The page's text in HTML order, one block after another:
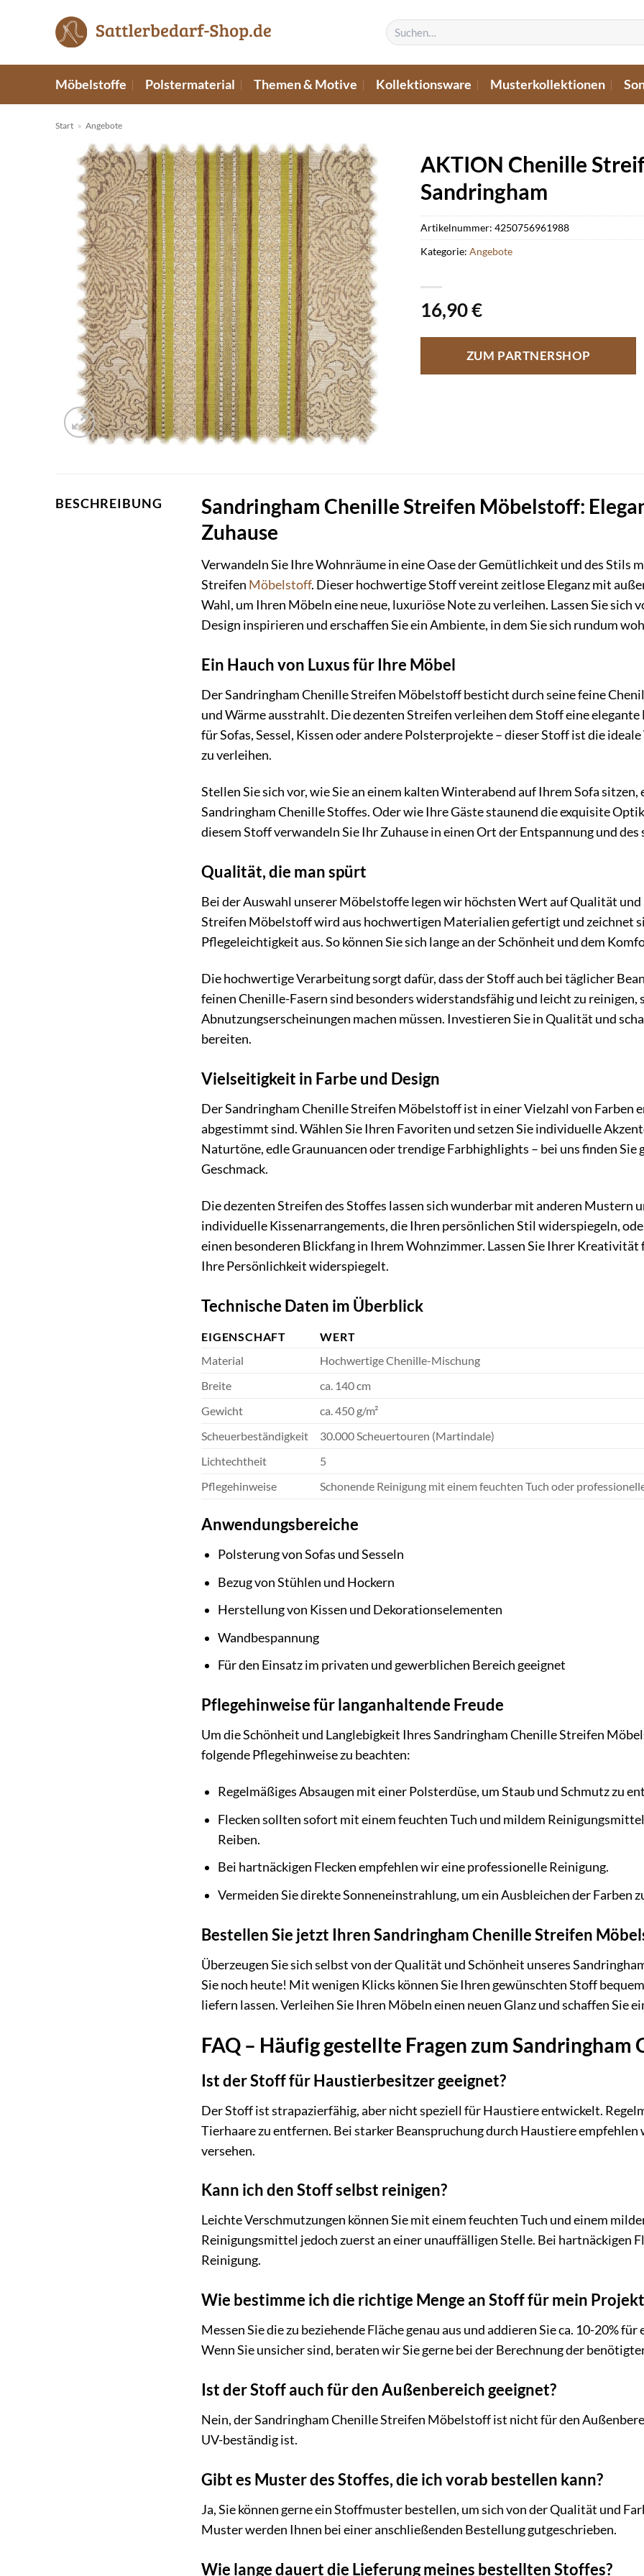
Suchen
nach:
Möbelstoffe Polstermaterial Themen & Motive Kollektionsware Musterkollektionen
Start » Angebote
AKTION Chenille
Sandringham
16,90€
ZUM PARTNERSHOP
Artikelnummer:4250756961988
Kategorie:Angebote
BESCHREIBUNG
Sandringham Chenille Streifen Möbelstoff:
Zuhause
Verwandeln Sie Ihre Wohnräume in eine Oase der Gemütlichkeit und des Stils
Streifen Möbelstoff. Dieser hochwertige Stoff vereint zeitlose Eleganz mit
Wahl, um Ihren Möbeln eine neue, luxuriöse Note zu verleihen. Lassen Sie sich
Design inspirieren und erschaffen Sie ein Ambiente, in dem Sie sich rundum
Ein Hauch von Luxus für Ihre Möbel
Der Sandringham Chenille Streifen Möbelstoff besticht durch seine feine
und Wärme ausstrahlt. Die dezenten Streifen verleihen dem Stoff eine
für Sofas, Sessel, Kissen oder andere Polsterprojekte – dieser Stoff ist die
zu verleihen.
Stellen Sie sich vor, wie Sie an einem kalten Winterabend auf Ihrem Sofa
Sandringham Chenille Stoffes. Oder wie Ihre Gäste staunend die exquisite
diesem Stoff verwandeln Sie Ihr Zuhause in einen Ort der Entspannung und
Qualität, die man spürt
Bei der Auswahl unserer Möbelstoffe legen wir höchsten Wert auf Qualität
Streifen Möbelstoff wird aus hochwertigen Materialien gefertigt und zeichnet
Pflegeleichtigkeit aus. So können Sie sich lange an der Schönheit und dem
Die hochwertige Verarbeitung sorgt dafür, dass der Stoff auch bei täglicher
feinen Chenille-Fasern sind besonders widerstandsfähig und leicht zu reinigen,
Abnutzungserscheinungen machen müssen. Investieren Sie in Qualität und
bereiten.
Vielseitigkeit in Farbe und Design
Der Sandringham Chenille Streifen Möbelstoff ist in einer Vielzahl von Farben
abgestimmt sind. Wählen Sie Ihren Favoriten und setzen Sie individuelle
Naturtöne, edle Graunuancen oder trendige Farbhighlights – bei uns finden
Geschmack.
Die dezenten Streifen des Stoffes lassen sich wunderbar mit anderen Mustern
individuelle Kissenarrangements, die Ihren persönlichen Stil widerspiegeln,
einen besonderen Blickfang in Ihrem Wohnzimmer. Lassen Sie Ihrer Kreativität
Ihre Persönlichkeit widerspiegelt.
Technische Daten im Überblick
EIGENSCHAFT
WERT
Material
Hochwertige Chenille-Mischung
Breite
ca. 140 cm
Gewicht
ca. 450 g/m²
Scheuerbeständigkeit
30.000 Scheuertouren (Martindale)
Lichtechtheit
5
Pflegehinweise
Schonende Reinigung mit einem feuchten Tuch oder
Anwendungsbereiche
Polsterung von Sofas und Sesseln
Bezug von Stühlen und Hockern
Herstellung von Kissen und Dekorationselementen
Wandbespannung
Für den Einsatz im privaten und gewerblichen Bereich geeignet
Pflegehinweise für langanhaltende Freude
Um die Schönheit und Langlebigkeit Ihres Sandringham Chenille Streifen
folgende Pflegehinweise zu beachten:
Regelmäßiges Absaugen mit einer Polsterdüse, um Staub und Schmutz zu
Flecken sollten sofort mit einem feuchten Tuch und mildem
Reiben.
Bei hartnäckigen Flecken empfehlen wir eine professionelle Reinigung.
Vermeiden Sie direkte Sonneneinstrahlung, um ein Ausbleichen der Farben
Bestellen Sie jetzt Ihren Sandringham Chenille Streifen
Überzeugen Sie sich selbst von der Qualität und Schönheit unseres
Sie noch heute! Mit wenigen Klicks können Sie Ihren gewünschten Stoff
liefern lassen. Verleihen Sie Ihren Möbeln einen neuen Glanz und schaffen Sie
FAQ – Häufig gestellte Fragen zum
Ist der Stoff für Haustierbesitzer geeignet?
Der Stoff ist strapazierfähig, aber nicht speziell für Haustiere entwickelt.
Tierhaare zu entfernen. Bei starker Beanspruchung durch Haustiere
versehen.
Kann ich den Stoff selbst reinigen?
Leichte Verschmutzungen können Sie mit einem feuchten Tuch und einem
Reinigungsmittel jedoch zuerst an einer unauffälligen Stelle. Bei hartnäckigen
Reinigung.
Wie bestimme ich die richtige Menge an Stoff für mein
Messen Sie die zu beziehende Fläche genau aus und addieren Sie ca. 10-20%
Wenn Sie unsicher sind, beraten wir Sie gerne bei der Berechnung der
Ist der Stoff auch für den Außenbereich geeignet?
Nein, der Sandringham Chenille Streifen Möbelstoff ist nicht für den
UV-beständig ist.
Gibt es Muster des Stoffes, die ich vorab bestellen kann?
Ja, Sie können gerne ein Stoffmuster bestellen, um sich von der Qualität und
Muster werden Ihnen bei einer anschließenden Bestellung gutgeschrieben.
Wie lange dauert die Lieferung meines bestellten Stoffes?